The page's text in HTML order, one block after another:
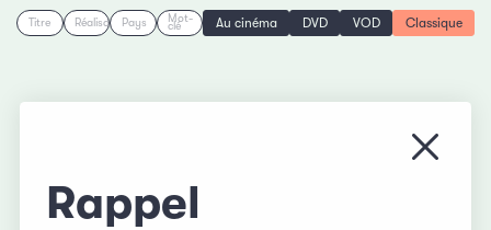
Titre RéalisationPays Mot-
clé Au cinéma DVD VOD Classique
Rappel